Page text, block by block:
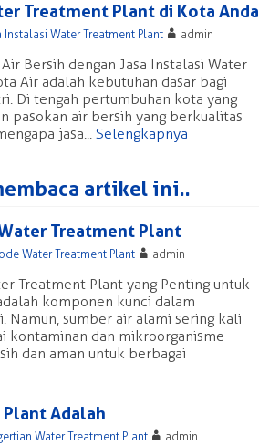
Treatment Plant di Kota Anda
Instalasi Water Treatment Plant A admin
Bersih dengan Jasa Instalasi Water
Air adalah kebutuhan dasar bagi
Di tengah pertumbuhan kota yang
pasokan air bersih yang berkualitas
jasa... Selengkapnya
artikel ini..
Treatment Plant
Water Treatment Plant A admin
Treatment Plant yang Penting untuk
komponen kunci dalam
Namun, sumber air alami sering kali
kontaminan dan mikroorganisme
dan aman untuk berbagai
Adalah
Water Treatment Plant A admin